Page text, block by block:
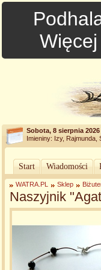
Sobota, 8 sierpnia 2026
Imieniny: Izy, Rajmunda,
Start Wiadomości
WATRA.PL Sklep
Naszyjnik